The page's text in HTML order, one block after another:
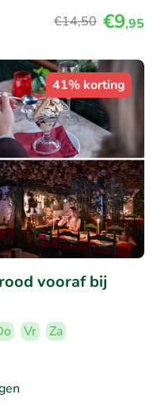
€14,50 €9,95
41% korting
vooraf bij
Vr
Za